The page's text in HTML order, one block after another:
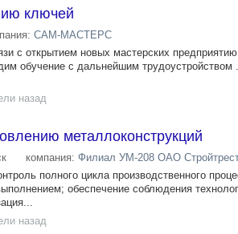
ключей
САМ-МАСТЕРС
с открытием новых мастерских
обучение с дальнейшим трудоустройством
назад
металлоконструкций
компания: Филиал УМ-208 ОАО
полного цикла производственного
обеспечение соблюдения
назад